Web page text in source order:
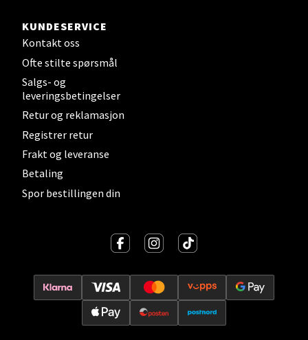
KUNDESERVICE
Kontakt oss
Ofte stilte spørsmål
Salgs- og
leveringsbetingelser
Retur og reklamasjon
Registrer retur
Frakt og leveranse
Betaling
Spor bestillingen din
Lillehammer - Strandtorget
Strandtorget, 2609 Lillehammer
Åpent i dag 09-20
Strømmen - Thon Senter Strømmen
Støperivn. 5, 2010 Strømmen
Åpent i dag 10-21
0 i butikk